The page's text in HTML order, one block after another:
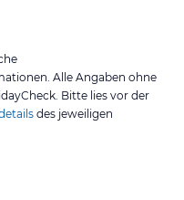
Alle Angaben ohne
Bitte lies vor der
des jeweiligen